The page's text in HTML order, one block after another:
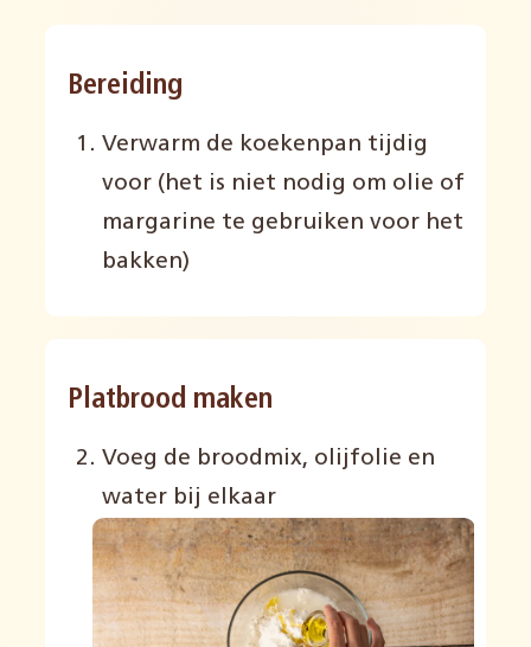
Bereiding
Verwarm de koekenpan tijdig
voor (het is niet nodig om olie of
margarine te gebruiken voor het
bakken)
Platbrood maken
Voeg de broodmix, olijfolie en
water bij elkaar